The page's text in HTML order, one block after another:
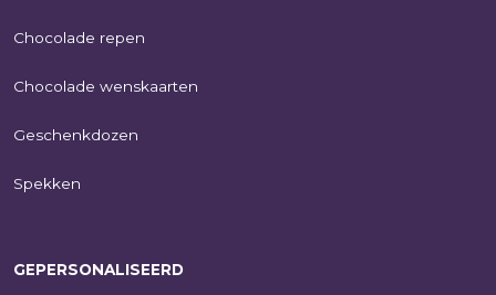
Chocolade repen
Chocolade wenskaarten
Geschenkdozen
Spekken
GEPERSONALISEERD